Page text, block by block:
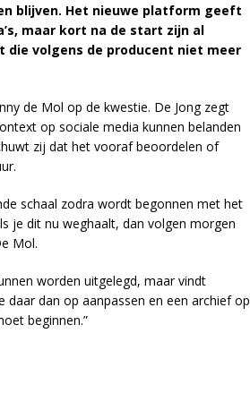
blijven. Het nieuwe platform geeft
maar kort na de start zijn al
volgens de producent niet meer
de Mol op de kwestie. De Jong zegt
op sociale media kunnen belanden
zij dat het vooraf beoordelen of
schaal zodra wordt begonnen met het
je dit nu weghaalt, dan volgen morgen
Mol.
worden uitgelegd, maar vindt
dan op aanpassen en een archief op
beginnen.”